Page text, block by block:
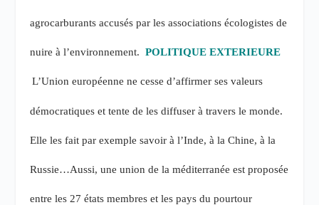
agrocarburants accusés par les associations écologistes de
nuire à l’environnement. POLITIQUE EXTERIEURE
L’Union européenne ne cesse d’affirmer ses valeurs
démocratiques et tente de les diffuser à travers le monde.
Elle les fait par exemple savoir à l’Inde, à la Chine, à la
Russie…Aussi, une union de la méditerranée est proposée
entre les 27 états membres et les pays du pourtour